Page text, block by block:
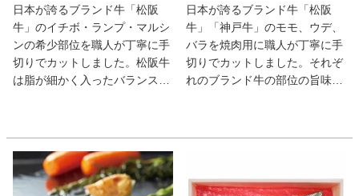
日本が誇るブランド牛「松阪
牛」のイチボ・ランプ・マルシ
ンの希少部位を職人が丁寧に手
切りでカットしました。松阪牛
は脂が細かく入ったバランスの
で舌先で溶け出すとろけるよう
な食感のお肉です。イチボは牛
もも肉にあたる部位で１頭から
日本が誇るブランド牛「松阪
牛」「神戸牛」のモモ、ウデ、
バラを焼肉用に職人が丁寧に手
切りでカットしました。それぞ
れのブランド牛の部位の旨味や
て守り続けられ、甘み成分が強